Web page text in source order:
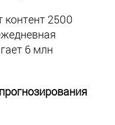
2500
6 млн